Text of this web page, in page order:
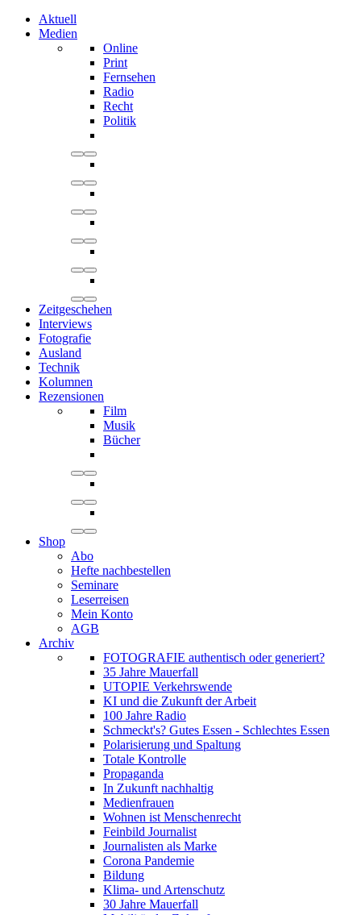
Aktuell
Medien
Online
Print
Fernsehen
Radio
Recht
Politik
Zeitgeschehen
Interviews
Fotografie
Ausland
Technik
Kolumnen
Rezensionen
Film
Musik
Bücher
Shop
Abo
Hefte nachbestellen
Seminare
Leserreisen
Mein Konto
AGB
Archiv
FOTOGRAFIE authentisch oder generiert?
35 Jahre Mauerfall
UTOPIE Verkehrswende
KI und die Zukunft der Arbeit
100 Jahre Radio
Schmeckt's? Gutes Essen - Schlechtes Essen
Polarisierung und Spaltung
Totale Kontrolle
Propaganda
In Zukunft nachhaltig
Medienfrauen
Wohnen ist Menschenrecht
Feinbild Journalist
Journalisten als Marke
Corona Pandemie
Bildung
Klima- und Artenschutz
30 Jahre Mauerfall